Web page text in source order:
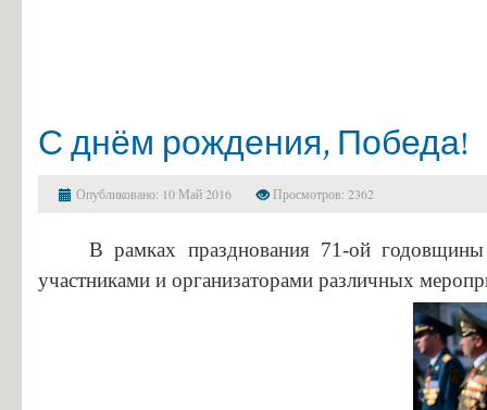
С днём рождения, Победа!
Опубликовано: 10 Май 2016 Просмотров: 2362
В рамках празднования 71-ой
участниками и организаторами различных